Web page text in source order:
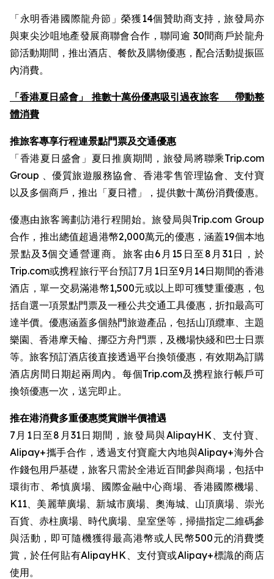
「永明香港國際龍舟節」榮獲14個贊助商支持，旅發局亦
與東尖沙咀地產發展商聯會合作，聯同逾 30間商戶於龍舟
節活動期間，推出酒店、餐飲及購物優惠，配合活動提振區
內消費。
「香港夏日盛會」 推數十萬份優惠吸引過夜旅客
帶動整
體消費
推旅客專享行程連景點門票及交通優惠
「香港夏日盛會」夏日推廣期間，旅發局將聯乘Trip.com
Group 、優質旅遊服務協會、香港零售管理協會、支付寶
以及多個商戶，推出「夏日禮」，提供數十萬份消費優惠。
優惠由旅客籌劃訪港行程開始。旅發局與Trip.com Group
合作，推出總值超過港幣2,000萬元的優惠，涵蓋19個本地
景點及3個交通營運商。旅客由6月15日至8月31日，於
Trip.com或携程旅行平台預訂7月1日至9月14日期間的香港
酒店，單一交易滿港幣1,500元或以上即可獲雙重優惠，包
括自選一項景點門票及一種公共交通工具優惠，折扣最高可
達半價。優惠涵蓋多個熱門旅遊產品，包括山頂纜車、主題
樂園、香港摩天輪、挪亞方舟門票，及機場快綫和巴士日票
等。旅客預訂酒店後直接透過平台換領優惠，有效期為訂購
酒店房間日期起兩周內。每個Trip.com及携程旅行帳戶可
換領優惠一次，送完即止。
推在港消費多重優惠獎賞贈半價禮遇
7月1日至8月31日期間，旅發局與AlipayHK、支付寶、
Alipay+攜手合作，透過支付寶龐大內地與Alipay+海外合
作錢包用戶基礎，旅客只需於全港近百間參與商場，包括中
環街市、希慎廣場、國際金融中心商場、香港國際機場、
K11、美麗華廣場、新城市廣場、奧海城、山頂廣場、崇光
百貨、赤柱廣場、時代廣場、皇室堡等，掃描指定二維碼參
與活動，即可隨機獲得最高港幣或人民幣500元的消費獎
賞，於任何貼有AlipayHK、支付寶或Alipay+標識的商店
使用。